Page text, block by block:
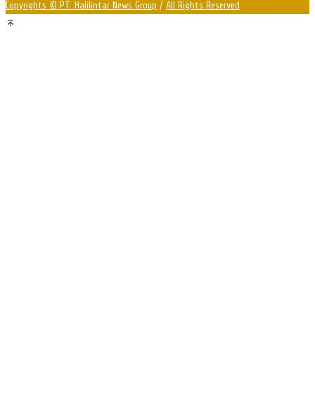
Copyrights © PT. Halilintar News Group / All Rights Reserved